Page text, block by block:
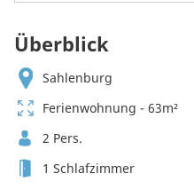
Überblick
Sahlenburg
Ferienwohnung - 63m²
2 Pers.
1 Schlafzimmer